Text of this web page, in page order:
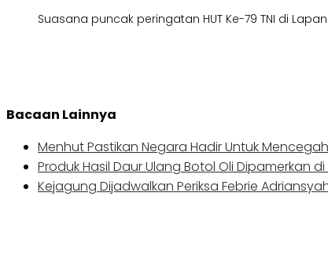
Suasana puncak peringatan HUT Ke-79 TNI di
Bacaan Lainnya
Menhut Pastikan Negara Hadir Untuk
Produk Hasil Daur Ulang Botol Oli Dipamerkan di
Kejagung Dijadwalkan Periksa Febrie